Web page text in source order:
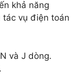
khả năng
tác vụ điện toán
và J dòng.